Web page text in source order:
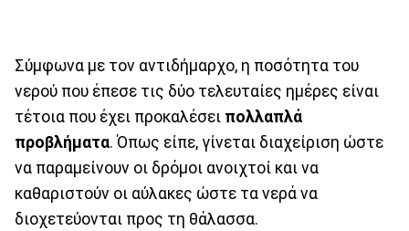
Σύμφωνα με τον αντιδήμαρχο, η ποσότητα του
νερού που έπεσε τις δύο τελευταίες ημέρες είναι
τέτοια που έχει προκαλέσει πολλαπλά
προβλήματα. Όπως είπε, γίνεται διαχείριση ώστε
να παραμείνουν οι δρόμοι ανοιχτοί και να
καθαριστούν οι αύλακες ώστε τα νερά να
διοχετεύονται προς τη θάλασσα.